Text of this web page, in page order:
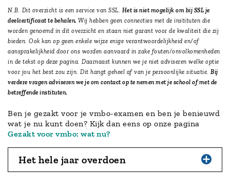
N.B. Dit overzicht is een service van SSL. Het is niet mogelijk om bij SSL je
deelcertificaat te behalen. Wij hebben geen connecties met de instituten die
worden genoemd in dit overzicht en staan niet garant voor de kwaliteit die zij
bieden. Ook kan op geen enkele wijze enige verantwoordelijkheid en/of
aansprakelijkheid door ons worden aanvaard in zake fouten/onvolkomenheden
in de tekst op deze pagina. Daarnaast kunnen we je niet adviseren welke optie
voor jou het best zou zijn. Dit hangt geheel af van je persoonlijke situatie. Bij
verdere vragen adviseren we je om contact op te nemen met je school of met de
betreffende instituten.
Ben je gezakt voor je vmbo-examen en ben je benieuwd
wat je nu kunt doen? Kijk dan eens op onze pagina
Gezakt voor vmbo: wat nu?
Het hele jaar overdoen